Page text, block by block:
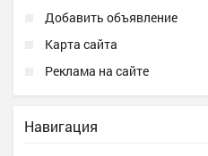
Добавить объявление
Карта сайта
Реклама на сайте
Навигация